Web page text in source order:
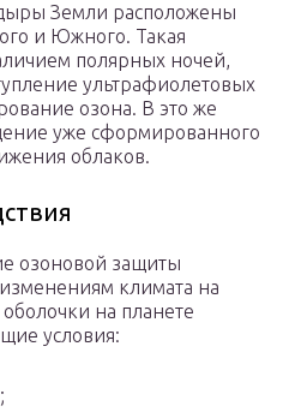
Земли расположены
и Южного. Такая
полярных ночей,
ультрафиолетовых
озона. В это же
уже сформированного
облаков.
озоновой защиты
климата на
на планете
условия: